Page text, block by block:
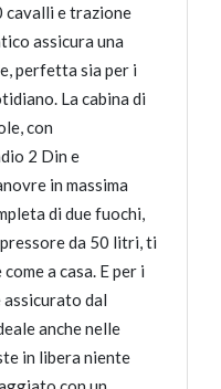
cavalli e trazione
assicura una
perfetta sia per i
La cabina di
con
2 Din e
in massima
di due fuochi,
da 50 litri, ti
a casa. E per i
dal
anche nelle
in libera niente